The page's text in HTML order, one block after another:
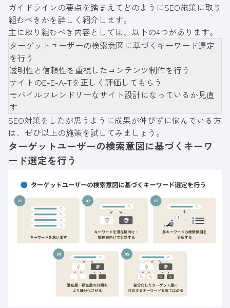
ガイドラインの要点を踏まえてどのようにSEO施策に取り
組むべきかを詳しく紹介します。
主に取り組むべき内容としては、以下の4つがあります。
ターゲットユーザーの検索意図に基づくキーワード選定
を行う
透明性と信頼性を重視したコンテンツ制作を行う
サイトのE-E-A-Tを正しく評価してもらう
モバイルフレンドリーなサイト設計になっているか見直
す
SEO対策をしたが思うように成果が伸びずに悩んでいる方
は、ぜひ以上の施策を試してみましょう。
ターゲットユーザーの検索意図に基づくキーワ
ード選定を行う